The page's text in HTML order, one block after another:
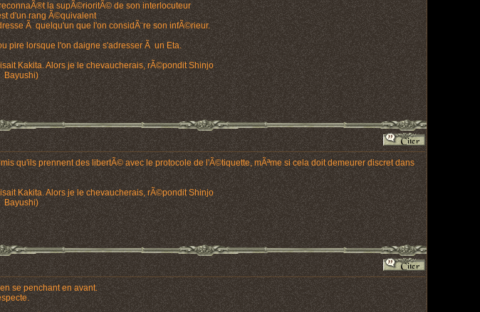
la supÃ©rioritÃ© de son interlocuteur
d'un rang Ã©quivalent
Ã quelqu'un que l'on considÃ¨re son infÃ©rieur.
pire lorsque l'on daigne s'adresser Ã un Eta.
Kakita. Alors je le chevaucherais, rÃ©pondit Shinjo
Bayushi)
qu'ils prennent des libertÃ© avec le protocole de l'Ã©tiquette, mÃªme si cela doit demeurer discret dans
Kakita. Alors je le chevaucherais, rÃ©pondit Shinjo
Bayushi)
se penchant en avant.